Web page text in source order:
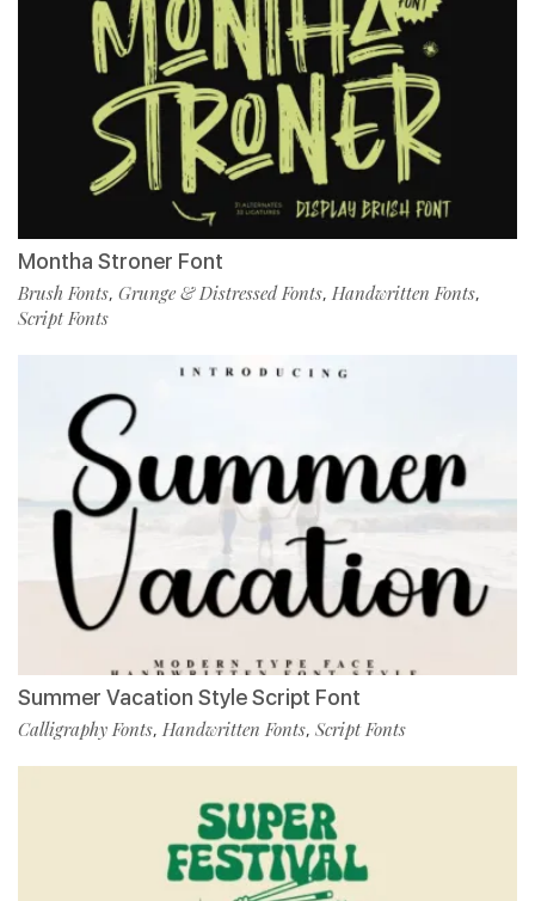
Montha Stroner Font
Brush Fonts, Grunge & Distressed Fonts, Handwritten Fonts,
Script Fonts
Summer Vacation Style Script Font
Calligraphy Fonts, Handwritten Fonts, Script Fonts